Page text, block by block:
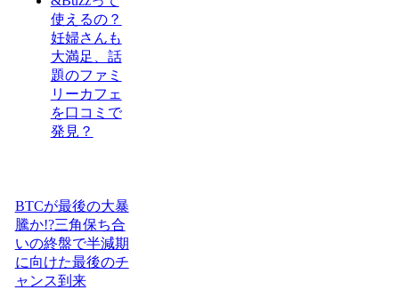
使えるの？
妊婦さんも
大満足、話
題のファミ
リーカフェ
を口コミで
発見？
BTCが最後の大暴
騰か!?三角保ち合
いの終盤で半減期
に向けた最後のチ
ャンス到来